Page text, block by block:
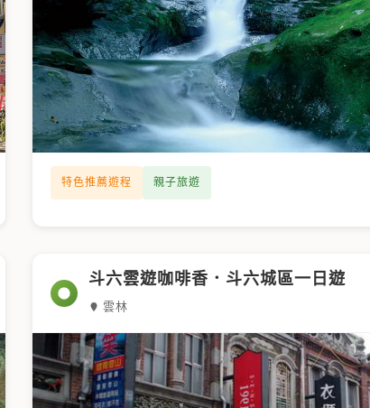
特色推薦遊程 親子旅遊
斗六雲遊咖啡香．斗六城區一日遊
雲林